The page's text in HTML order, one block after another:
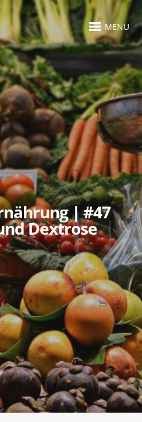
MENU
| #47
Dextrose